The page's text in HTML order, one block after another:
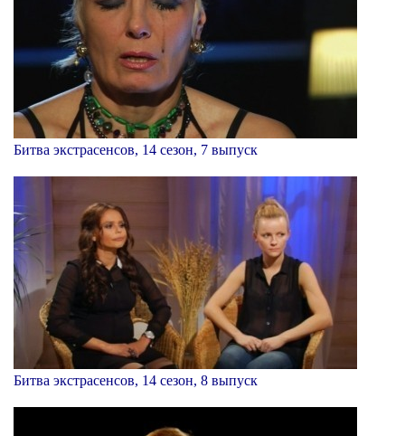
Битва экстрасенсов, 14 сезон, 7 выпуск
Битва экстрасенсов, 14 сезон, 8 выпуск